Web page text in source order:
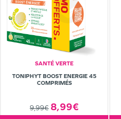
SANTÉ VERTE
TONIPHYT BOOST ENERGIE 45
COMPRIMÉS
9,99€ 8,99€